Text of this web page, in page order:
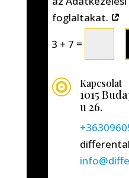
foglaltakat.
3 + 7 =
 Kapcsolat
1015
u 26.